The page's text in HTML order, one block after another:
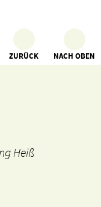
ZURÜCK NACH OBEN
Heiß